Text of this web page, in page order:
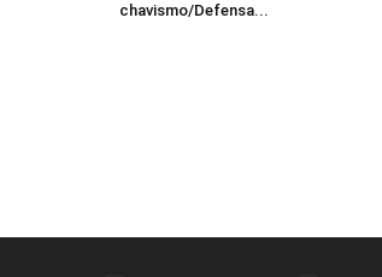
chavismo/Defensa...